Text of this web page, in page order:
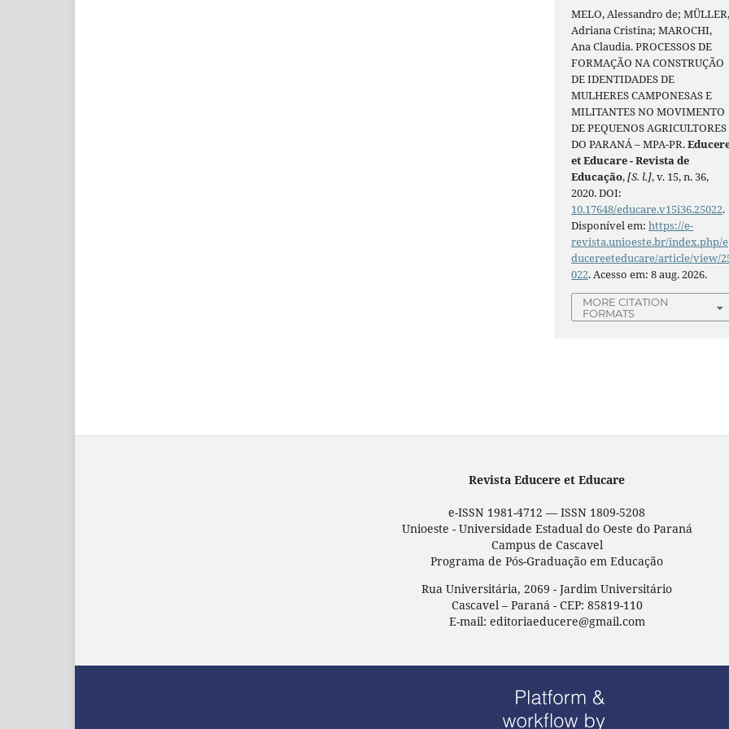
MELO, Alessandro de; MÜLLER,
Adriana Cristina; MAROCHI,
Ana Claudia. PROCESSOS DE
FORMAÇÃO NA CONSTRUÇÃO
DE IDENTIDADES DE
MULHERES CAMPONESAS E
MILITANTES NO MOVIMENTO
DE PEQUENOS AGRICULTORES
DO PARANÁ – MPA-PR.
et Educare - Revista de
Educação,[S. l.], v. 15, n. 36,
2020. DOI:
10.17648/educare.v15i36.25022.
Disponível em:https://e-
revista.unioeste.br/index.php/e
ducereeteducare/article/view/
022. Acesso em: 8 aug. 2026.
MORE CITATION
FORMATS
Revista Educere et Educare
e-ISSN 1981-4712 — ISSN 1809-5208
Unioeste - Universidade Estadual do Oeste do Paraná
Campus de Cascavel
Programa de Pós-Graduação em Educação
Rua Universitária, 2069 - Jardim Universitário
Cascavel – Paraná - CEP: 85819-110
E-mail: editoriaeducere@gmail.com